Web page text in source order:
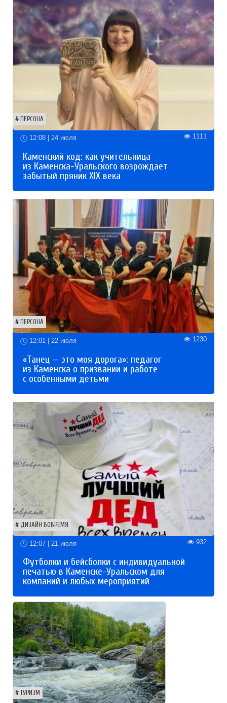
ПЕРСОНА
12:08 | 24 июля 1111
Каменский код: как учительница
из Каменска-Уральского возрождает
забытый пряник XIX века
ПЕРСОНА
12:01 | 22 июля 1230
«Танец — это моя дорога»: педагог
из Каменска о призвании и работе
с особенными детьми
ДИЗАЙН ВОВРЕМЯ
12:07 | 21 июля 932
Футболки и бейсболки с индивидуальной
печатью в Каменске-Уральском для
компаний и любых мероприятий
ТУРИЗМ